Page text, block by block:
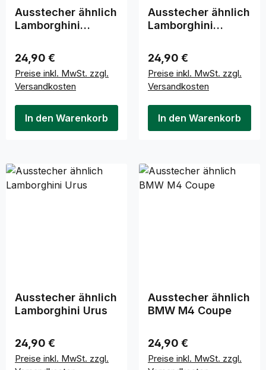
Ausstecher ähnlich
Lamborghini
Regulärer Preis:
24,90 €
Preise inkl. MwSt. zzgl.
Versandkosten
In den Warenkorb
Ausstecher ähnlich
Lamborghini
Regulärer Preis:
24,90 €
Preise inkl. MwSt. zzgl.
Versandkosten
In den Warenkorb
Ausstecher ähnlich
Lamborghini Urus
Regulärer Preis:
24,90 €
Preise inkl. MwSt. zzgl.
Ausstecher ähnlich
BMW M4 Coupe
Regulärer Preis:
24,90 €
Preise inkl. MwSt. zzgl.